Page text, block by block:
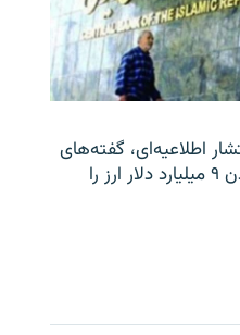
اطلاعیه‌ای، گفته‌های
یک نماینده مجلس درباره گم شدن ۹ میلیارد دلار ارز را